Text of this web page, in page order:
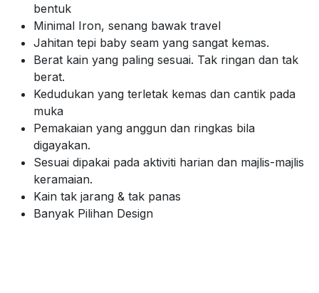
bentuk
Minimal Iron, senang bawak travel
Jahitan tepi baby seam yang sangat kemas.
Berat kain yang paling sesuai. Tak ringan dan tak
berat.
Kedudukan yang terletak kemas dan cantik pada
muka
Pemakaian yang anggun dan ringkas bila
digayakan.
Sesuai dipakai pada aktiviti harian dan majlis-majlis
keramaian.
Kain tak jarang & tak panas
Banyak Pilihan Design